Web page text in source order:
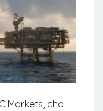
Markets, cho